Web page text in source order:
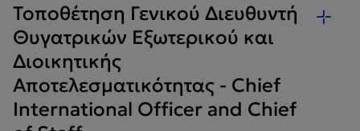
Τοποθέτηση Γενικού Διευθυντή
Θυγατρικών Εξωτερικού και
Διοικητικής
Αποτελεσματικότητας - Chief
International Officer and Chief